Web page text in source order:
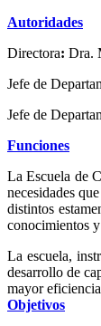
Autoridades
Directora: Dra.
Jefe de
Jefe de
Funciones
La Escuela de
necesidades
distintos
conocimientos
La escuela,
desarrollo de
mayor
Objetivos